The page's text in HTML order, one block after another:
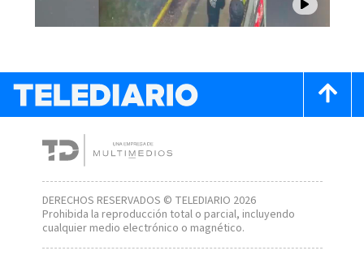
DERECHOS RESERVADOS © TELEDIARIO 2026
Prohibida la reproducción total o parcial, incluyendo
cualquier medio electrónico o magnético.